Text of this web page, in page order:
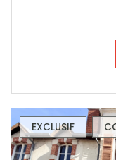
EXCLUSIF